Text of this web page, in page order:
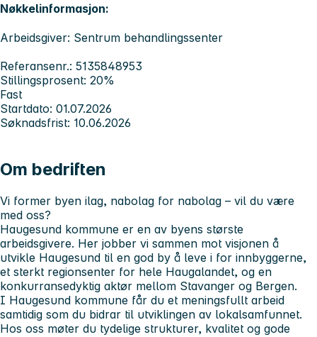
Nøkkelinformasjon:
Arbeidsgiver: Sentrum behandlingssenter
Referansenr.: 5135848953
Stillingsprosent: 20%
Fast
Startdato: 01.07.2026
Søknadsfrist: 10.06.2026
Om bedriften
Vi former byen ilag, nabolag for nabolag – vil du være
med oss?
Haugesund kommune er en av byens største
arbeidsgivere. Her jobber vi sammen mot visjonen å
utvikle Haugesund til en god by å leve i for innbyggerne,
et sterkt regionsenter for hele Haugalandet, og en
konkurransedyktig aktør mellom Stavanger og Bergen.
I Haugesund kommune får du et meningsfullt arbeid
samtidig som du bidrar til utviklingen av lokalsamfunnet.
Hos oss møter du tydelige strukturer, kvalitet og gode